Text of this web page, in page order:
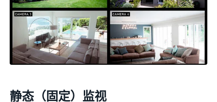
静态（固定）监视